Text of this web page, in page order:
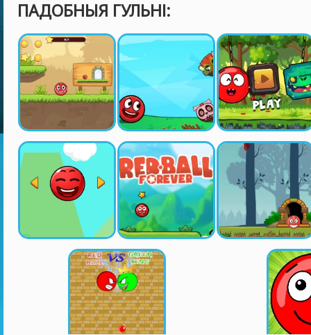
ПАДОБНЫЯ ГУЛЬНІ: